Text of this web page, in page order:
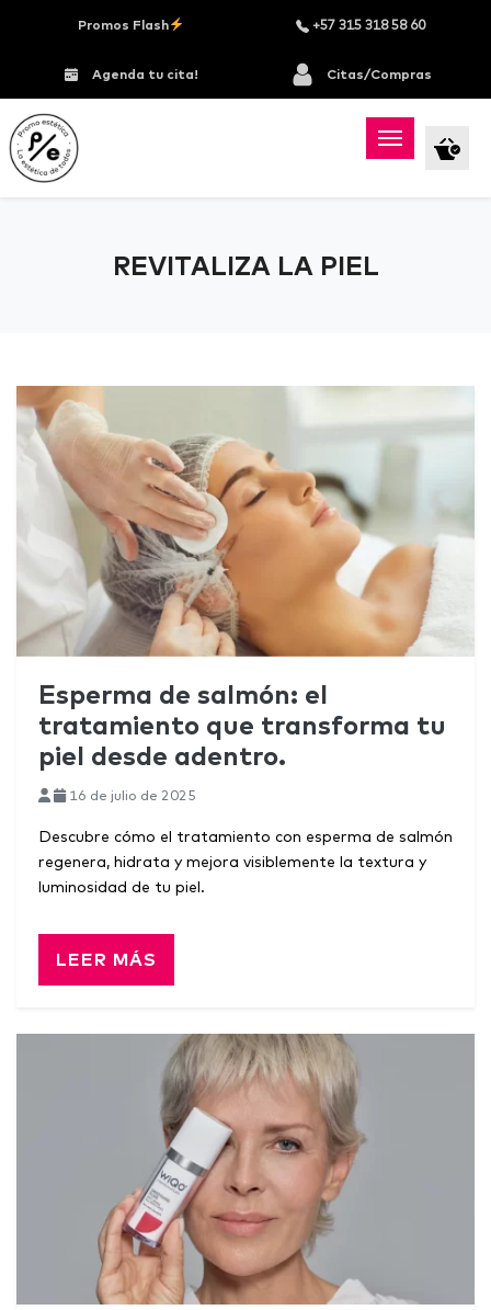
Promos Flash +57 315 318 58 60
Agenda tu cita! Citas/Compras
REVITALIZA LA PIEL
Esperma de salmón: el
tratamiento que transforma tu
piel desde adentro.
16 de julio de 2025
Descubre cómo el tratamiento con esperma de salmón
regenera, hidrata y mejora visiblemente la textura y
luminosidad de tu piel.
LEER MÁS